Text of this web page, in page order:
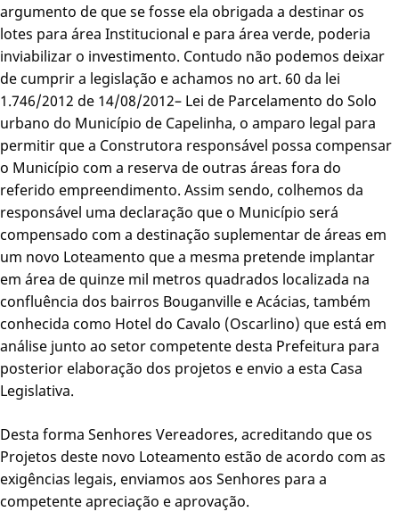
argumento de que se fosse ela obrigada a destinar os
lotes para área Institucional e para área verde, poderia
inviabilizar o investimento. Contudo não podemos deixar
de cumprir a legislação e achamos no art. 60 da lei
1.746/2012 de 14/08/2012– Lei de Parcelamento do Solo
urbano do Município de Capelinha, o amparo legal para
permitir que a Construtora responsável possa compensar
o Município com a reserva de outras áreas fora do
referido empreendimento. Assim sendo, colhemos da
responsável uma declaração que o Município será
compensado com a destinação suplementar de áreas em
um novo Loteamento que a mesma pretende implantar
em área de quinze mil metros quadrados localizada na
confluência dos bairros Bouganville e Acácias, também
conhecida como Hotel do Cavalo (Oscarlino) que está em
análise junto ao setor competente desta Prefeitura para
posterior elaboração dos projetos e envio a esta Casa
Legislativa.
Desta forma Senhores Vereadores, acreditando que os
Projetos deste novo Loteamento estão de acordo com as
exigências legais, enviamos aos Senhores para a
competente apreciação e aprovação.